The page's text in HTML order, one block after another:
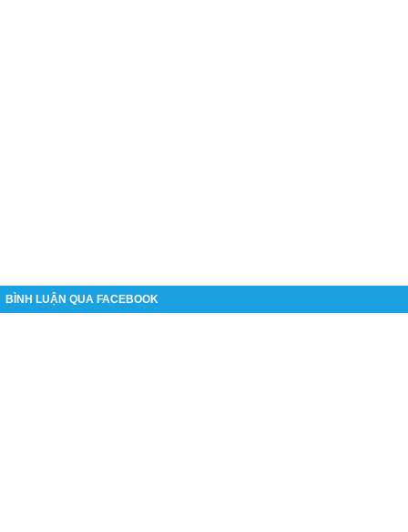
BÌNH LUẬN QUA FACEBOOK